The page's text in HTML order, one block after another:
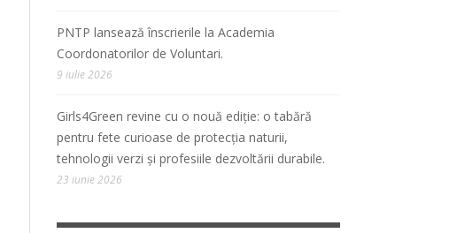
PNTP lansează înscrierile la Academia
Coordonatorilor de Voluntari.
9 iulie 2026
Girls4Green revine cu o nouă ediție: o tabără
pentru fete curioase de protecția naturii,
tehnologii verzi și profesiile dezvoltării durabile.
23 iunie 2026